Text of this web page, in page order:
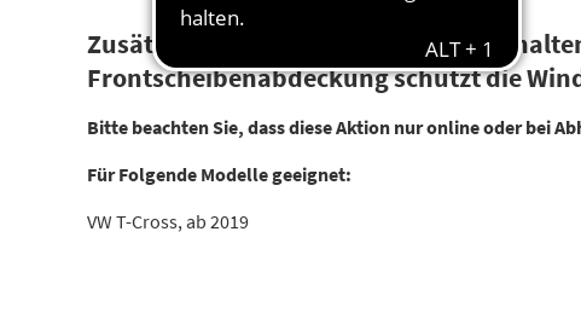
Zusätzlich zu den Wischerblättern
Frontscheibenabdeckung schützt die
Bitte beachten Sie, dass diese Aktion nur online oder bei
Für Folgende Modelle geeignet:
VW T-Cross, ab 2019